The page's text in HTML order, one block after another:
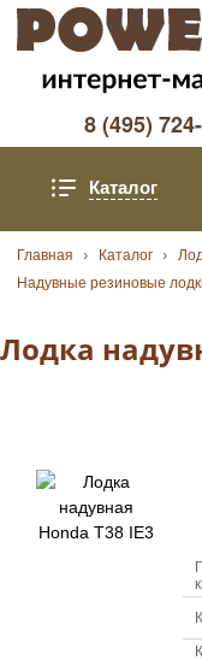
8 (495)
Каталог
Главная Каталог
Надувные резиновые
Лодка